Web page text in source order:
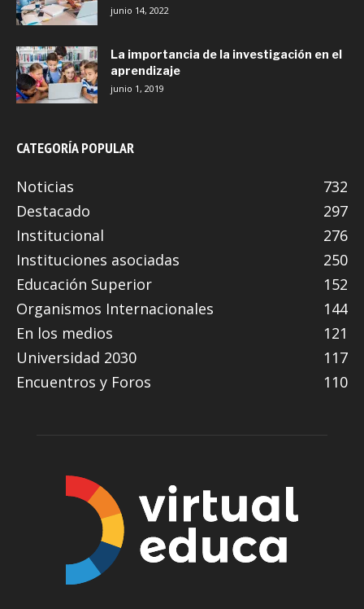
junio 14, 2022
La importancia de la investigación en el
aprendizaje
junio 1, 2019
CATEGORÍA POPULAR
Noticias
732
Destacado
297
Institucional
276
Instituciones asociadas
250
Educación Superior
152
Organismos Internacionales
144
En los medios
121
Universidad 2030
117
Encuentros y Foros
110